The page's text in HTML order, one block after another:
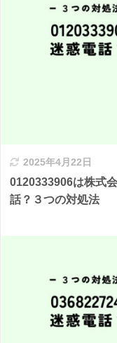
2025年4月22日
0120333906は株式
話？３つの対処法